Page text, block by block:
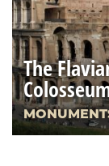
The